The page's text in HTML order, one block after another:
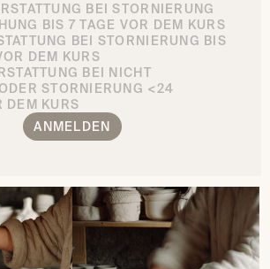
BEI STORNIERUNG
BIS 7 TAGE VOR DEM KURS
BEI STORNIERUNG BIS
DEM KURS
BEI NICHT
STORNIERUNG <24
DEM KURS
ANMELDEN